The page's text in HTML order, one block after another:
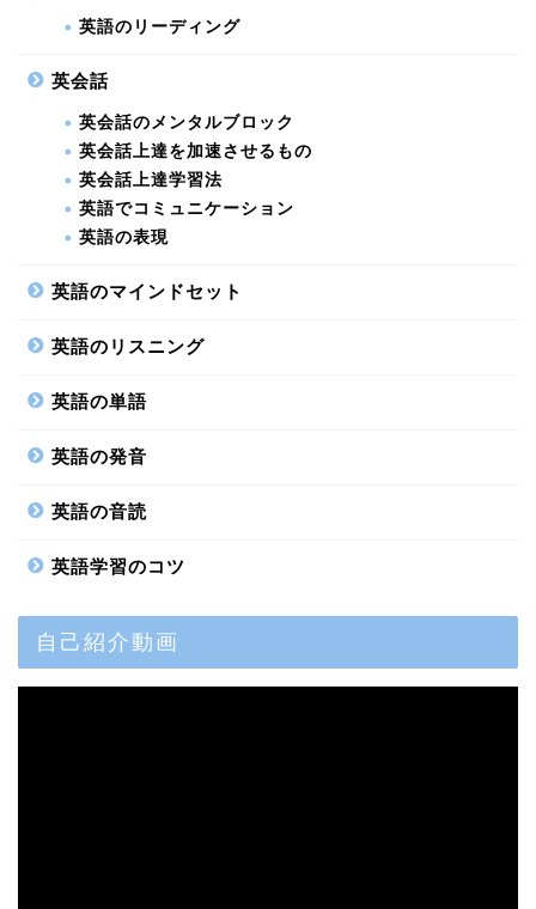
英語のリーディング
英会話
英会話のメンタルブロック
英会話上達を加速させるもの
英会話上達学習法
英語でコミュニケーション
英語の表現
英語のマインドセット
英語のリスニング
英語の単語
英語の発音
英語の音読
英語学習のコツ
自己紹介動画